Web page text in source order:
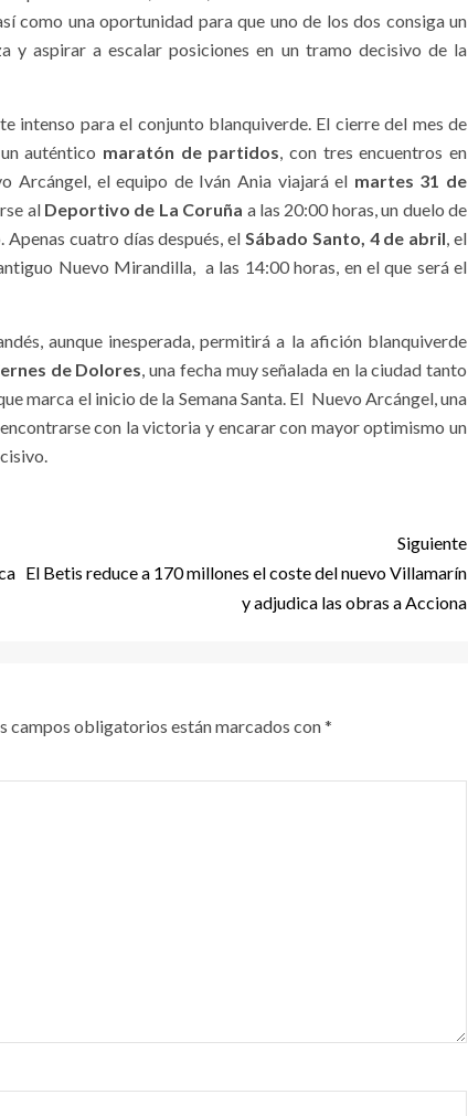
como una oportunidad para que uno de los dos consiga un
y aspirar a escalar posiciones en un tramo decisivo de la
intenso para el conjunto blanquiverde. El cierre del mes de
auténtico maratón de partidos, con tres encuentros en
Arcángel, el equipo de Iván Ania viajará el martes 31 de
al Deportivo de La Coruña a las 20:00 horas, un duelo de
cuatro días después, el Sábado Santo, 4 de abril, el
Nuevo Mirandilla, a las 14:00 horas, en el que será el
aunque inesperada, permitirá a la afición blanquiverde
de Dolores, una fecha muy señalada en la ciudad tanto
marca el inicio de la Semana Santa. El Nuevo Arcángel, una
con la victoria y encarar con mayor optimismo un
Siguiente
El Betis reduce a 170 millones el coste del nuevo Villamarín
y adjudica las obras a Acciona
campos obligatorios están marcados con*